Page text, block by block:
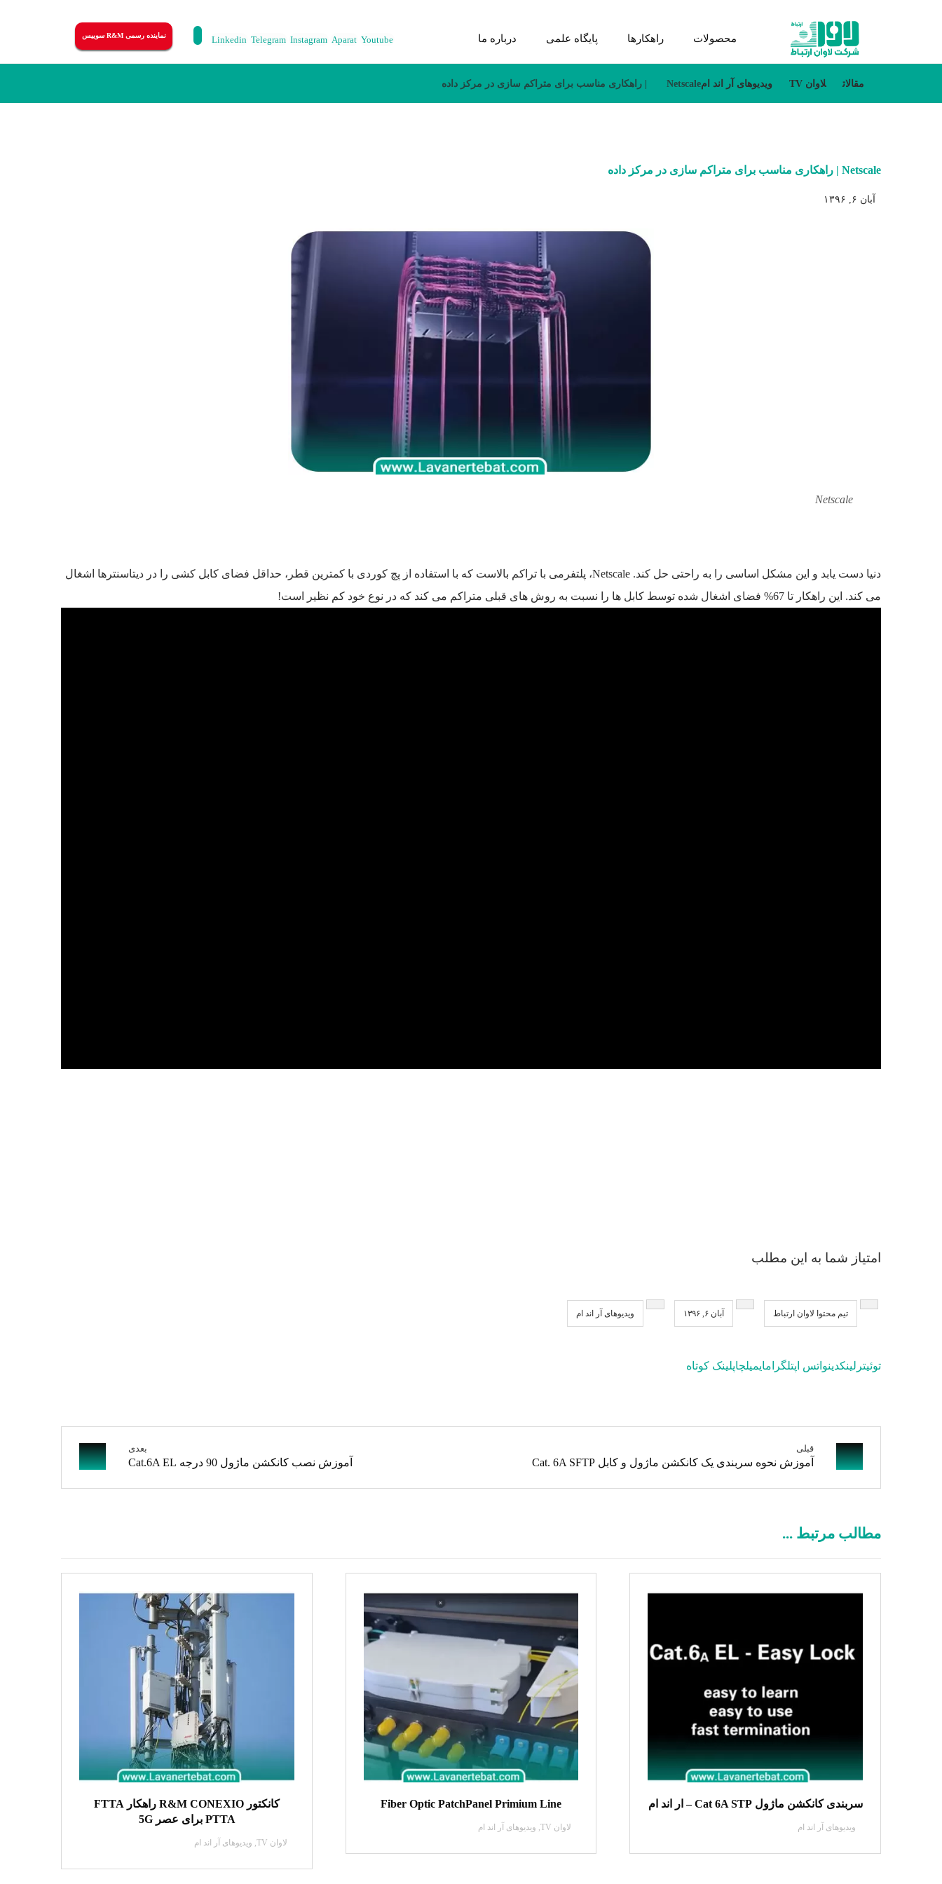
محصولات راهکارها پایگاه علمی درباره ما نماینده رسمی R&M سوییس Linkedin Telegram Instagram Aparat Youtube
مقالات لاوان TV ویدیو‌های آر اند امNetscale | راهکاری مناسب برای متراکم سازی در مرکز داده
Netscale | راهکاری مناسب برای متراکم سازی در مرکز داده
آبان ۶, ۱۳۹۶
Netscale
دنیا دست یابد و این مشکل اساسی را به راحتی حل کند. Netscale، پلتفرمی با تراکم بالاست که با استفاده از پچ کوردی با کمترین قطر، حداقل فضای کابل کشی را در دیتاسنترها اشغال
می کند. این راهکار تا 67% فضای اشغال شده توسط کابل ها را نسبت به روش های قبلی متراکم می کند که در نوع خود کم نظیر است!
امتیاز شما به این مطلب
تیم محتوا لاوان ارتباط آبان ۶, ۱۳۹۶ ویدیو‌های آر اند ام
توئیتر لینکدینواتس اپتلگرامایمیلچاپلینک کوتاه
قبلی
آموزش نحوه سربندی یک کانکشن ماژول و کابل Cat. 6A SFTP
بعدی
آموزش نصب کانکشن ماژول 90 درجه Cat.6A EL
مطالب مرتبط ...
سربندی کانکشن ماژول Cat 6A STP – ار اند ام
ویدیو‌های آر اند ام
Fiber Optic PatchPanel Primium Line
لاوان TV , ویدیو‌های آر اند ام
کانکتور R&M CONEXIO راهکار FTTA
PTTA برای عصر 5G
لاوان TV ویدیو‌های آر اند ام